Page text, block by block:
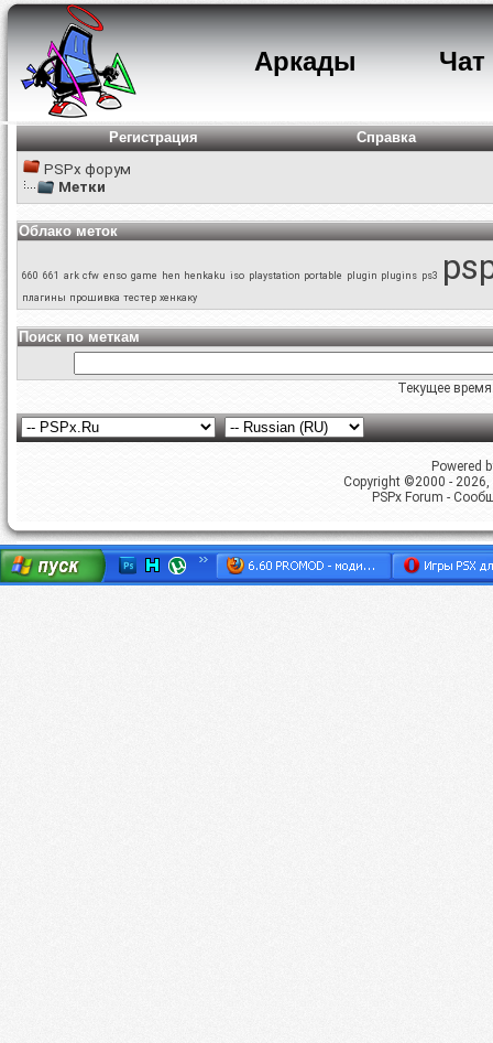
Аркады Чат
Регистрация
Справка
PSPx форум
Метки
Облако меток
660 661 ark cfw enso game hen henkaku iso playstation portable plugin plugins ps3
плагины прошивка тестер хенкаку
Поиск по меткам
Текущее
Powered
Copyright ©2000 -
PSPx Forum -